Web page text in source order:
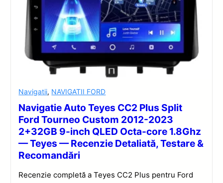
Navigatii, NAVIGATII FORD
Navigatie Auto Teyes CC2 Plus Split
Ford Tourneo Custom 2012-2023
2+32GB 9-inch QLED Octa-core 1.8Ghz
— Teyes — Recenzie Detaliată, Testare &
Recomandări
Recenzie completă a Teyes CC2 Plus pentru Ford